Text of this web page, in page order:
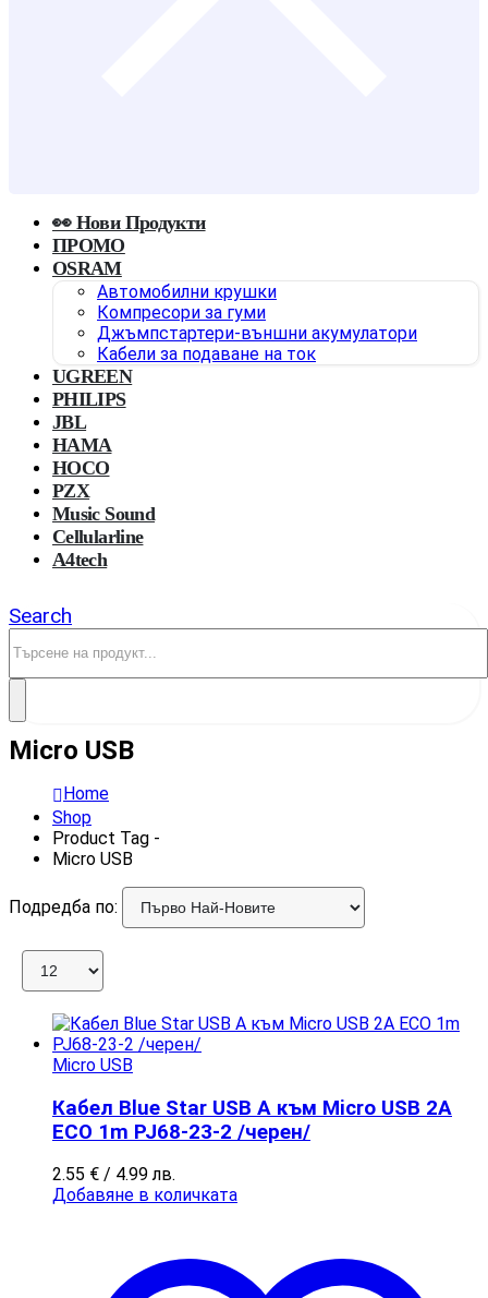
👀 Нови Продукти
ПРОМО
OSRAM
Автомобилни крушки
Компресори за гуми
Джъмпстартери-външни акумулатори
Кабели за подаване на ток
UGREEN
PHILIPS
JBL
HAMA
HOCO
PZX
Music Sound
Cellularline
A4tech
Search
Micro USB
Home
Shop
Product Tag -
Micro USB
Подредба по:
Micro USB
Кабел Blue Star USB A към Micro USB 2A
ECO 1m PJ68-23-2 /черен/
2.55 € / 4.99 лв.
Добавяне в количката